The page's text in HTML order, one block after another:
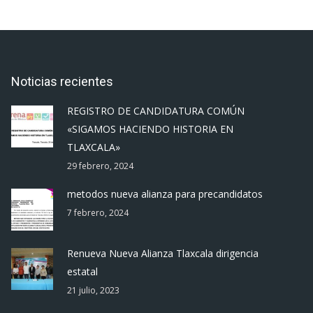
Noticias recientes
REGISTRO DE CANDIDATURA COMÚN
«SIGAMOS HACIENDO HISTORIA EN
TLAXCALA»
29 febrero, 2024
metodos nueva alianza para precandidatos
7 febrero, 2024
Renueva Nueva Alianza Tlaxcala dirigencia
estatal
21 julio, 2023